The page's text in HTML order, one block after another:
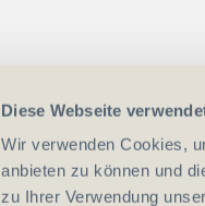
Diese Webseite
Wir verwenden Cookies,
anbieten zu können und
zu Ihrer Verwendung